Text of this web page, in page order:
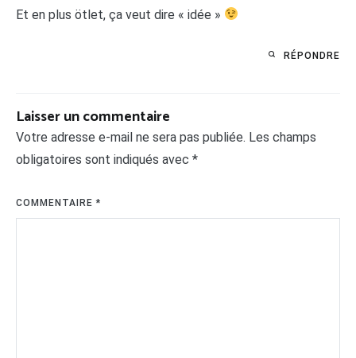
Et en plus ötlet, ça veut dire « idée »
RÉPONDRE
Laisser un commentaire
Votre adresse e-mail ne sera pas publiée. Les champs
obligatoires sont indiqués avec *
COMMENTAIRE*